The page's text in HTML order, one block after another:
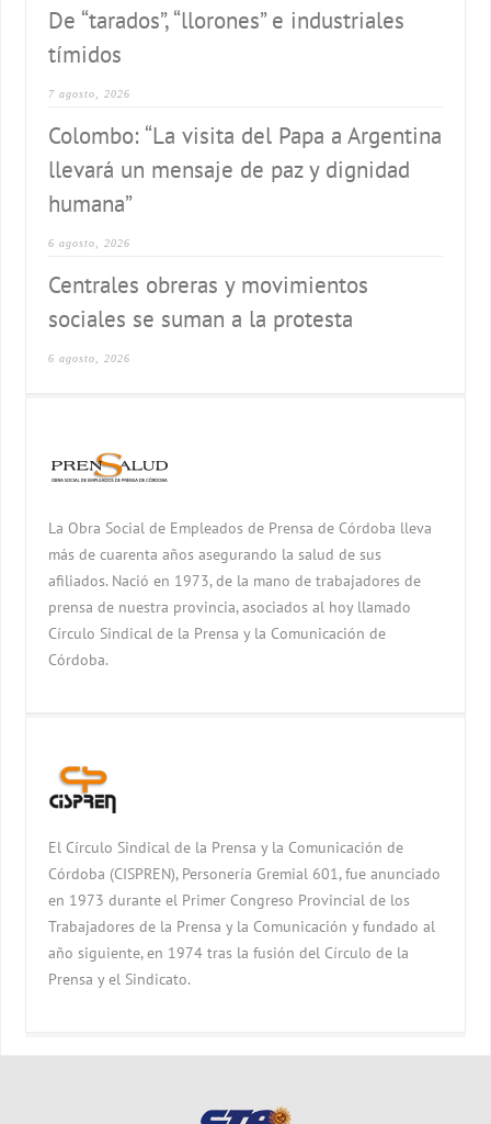
De “tarados”, “llorones” e industriales
tímidos
7 agosto, 2026
Colombo: “La visita del Papa a Argentina
llevará un mensaje de paz y dignidad
humana”
6 agosto, 2026
Centrales obreras y movimientos
sociales se suman a la protesta
6 agosto, 2026
La Obra Social de Empleados de Prensa de Córdoba lleva
más de cuarenta años asegurando la salud de sus
afiliados. Nació en 1973, de la mano de trabajadores de
prensa de nuestra provincia, asociados al hoy llamado
Círculo Sindical de la Prensa y la Comunicación de
Córdoba.
El Círculo Sindical de la Prensa y la Comunicación de
Córdoba (CISPREN), Personería Gremial 601, fue anunciado
en 1973 durante el Primer Congreso Provincial de los
Trabajadores de la Prensa y la Comunicación y fundado al
año siguiente, en 1974 tras la fusión del Círculo de la
Prensa y el Sindicato.